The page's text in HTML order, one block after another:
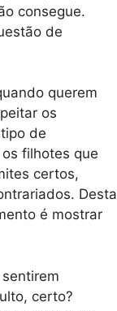
consegue.
de
querem
os
de
filhotes que
certos,
Desta
é mostrar
certo?